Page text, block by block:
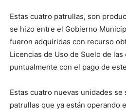
Estas cuatro patrullas, son
se hizo entre el Gobierno
fueron adquiridas con recurso
Licencias de Uso de Suelo de
puntualmente con el pago de
Estas cuatro nuevas unidades se
patrullas que ya están operando